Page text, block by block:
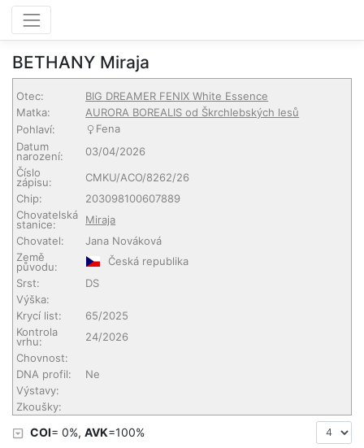
BETHANY Miraja
Otec:
BIG DREAMER FENIX White Essence
Matka:
AURORA BOREALIS od Škrchlebských lesů
Pohlaví:
Fena
Datum
narození:
03/04/2026
Číslo
zápisu:
CMKU/ACO/8262/26
Chip:
203098100607889
Chovatelská
stanice:
Miraja
Chovatel:
Jana Nováková
Země
původu:
Česká republika
Srst:
DS
Výška:
Krycí list:
65/2025
Kontrola
vrhu:
24/2026
Chovnost:
DNA profil:
Ne
Výstavy:
Zkoušky:
COI= 0%, AVK=100%